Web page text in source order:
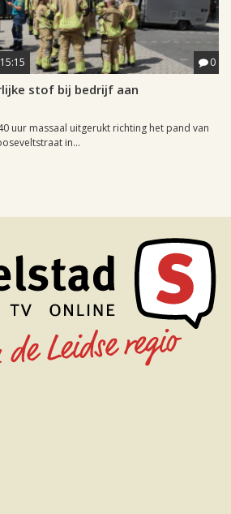
0
stof bij bedrijf aan
uur massaal uitgerukt richting het pand van
in...